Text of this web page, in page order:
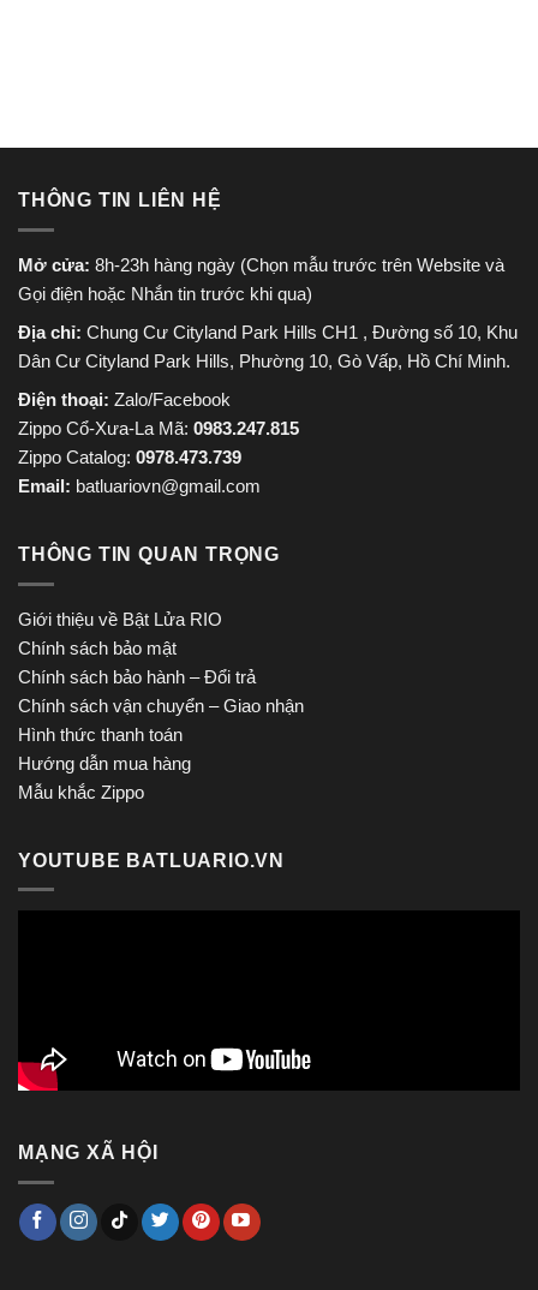
THÔNG TIN LIÊN HỆ
Mở cửa: 8h-23h hàng ngày (Chọn mẫu trước trên Website và
Gọi điện hoặc Nhắn tin trước khi qua)
Địa chỉ: Chung Cư Cityland Park Hills CH1 , Đường số 10, Khu
Dân Cư Cityland Park Hills, Phường 10, Gò Vấp, Hồ Chí Minh.
Điện thoại: Zalo/Facebook
Zippo Cổ-Xưa-La Mã: 0983.247.815
Zippo Catalog: 0978.473.739
Email: batluariovn@gmail.com
THÔNG TIN QUAN TRỌNG
Giới thiệu về Bật Lửa RIO
Chính sách bảo mật
Chính sách bảo hành – Đổi trả
Chính sách vận chuyển – Giao nhận
Hình thức thanh toán
Hướng dẫn mua hàng
Mẫu khắc Zippo
YOUTUBE BATLUARIO.VN
MẠNG XÃ HỘI